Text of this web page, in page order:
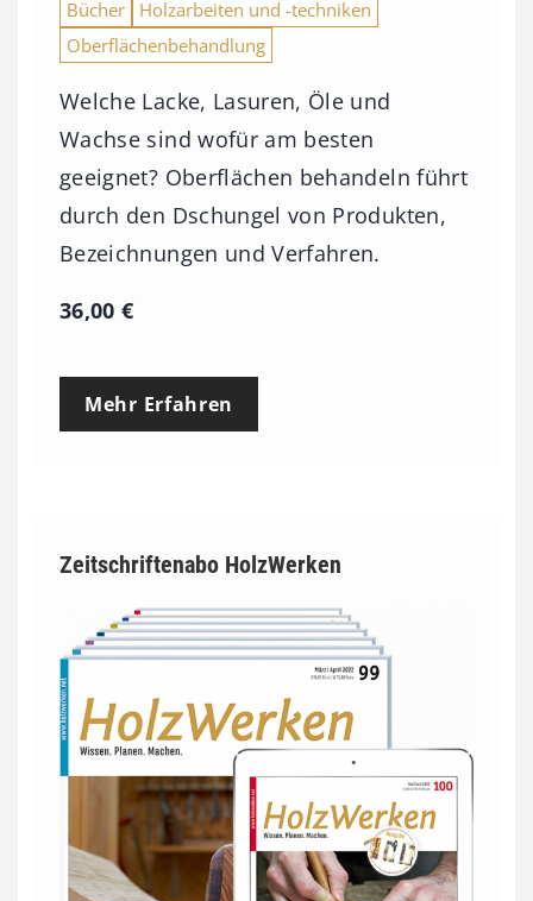
Bücher
Holzarbeiten und -techniken
Oberflächenbehandlung
Welche Lacke, Lasuren, Öle und
Wachse sind wofür am besten
geeignet? Oberflächen behandeln führt
durch den Dschungel von Produkten,
Bezeichnungen und Verfahren.
36,00€
Mehr Erfahren
Zeitschriftenabo HolzWerken